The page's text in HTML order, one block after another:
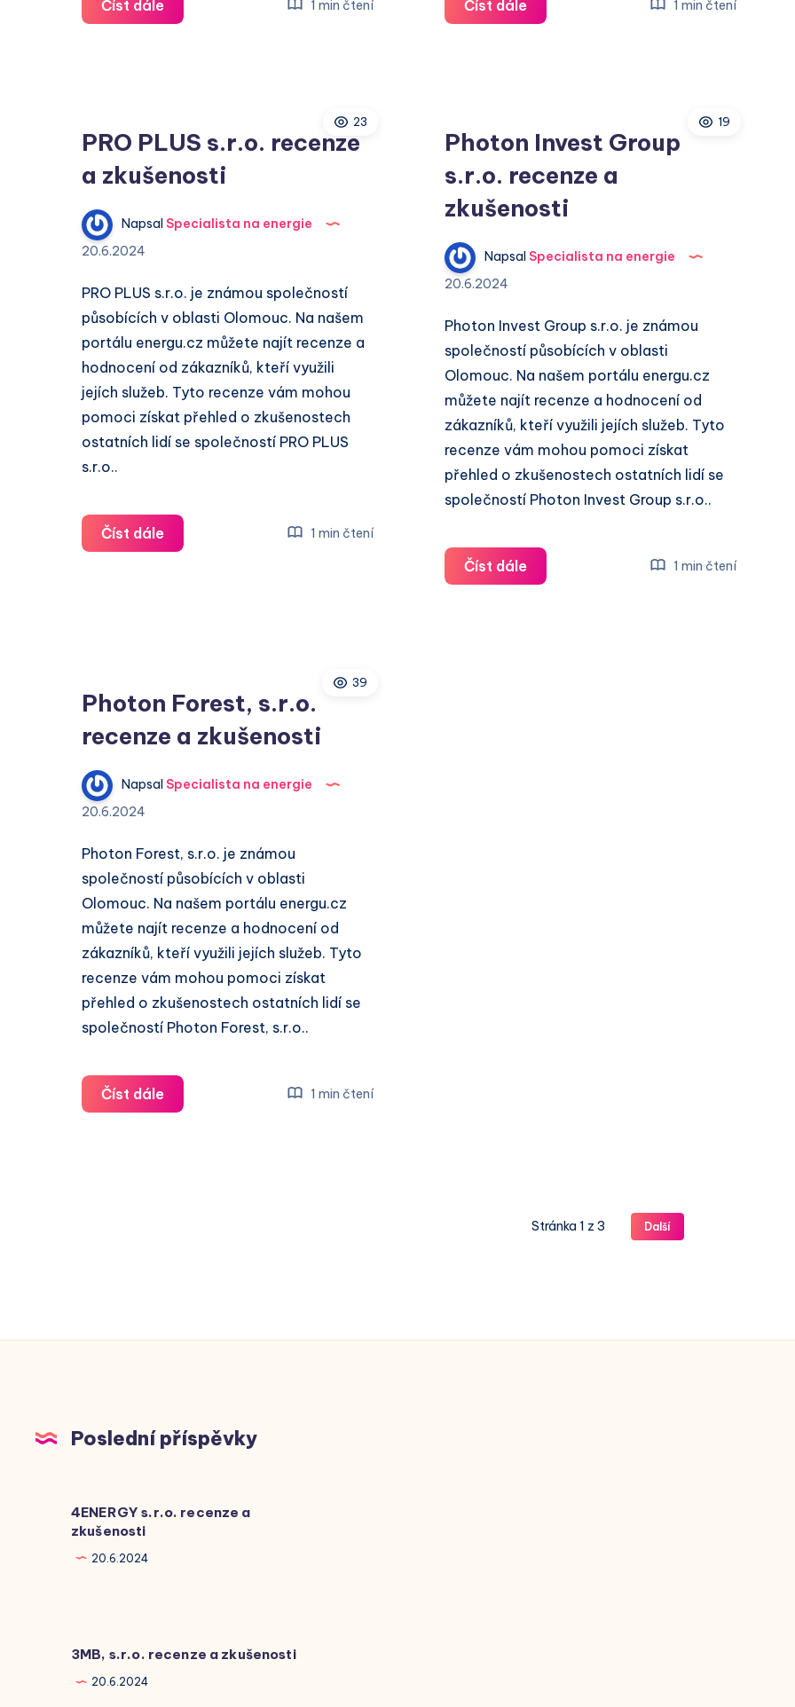
Číst dáleSOLARIS
Tech,
1 min čtení Číst dáleSluneční
energie
1 min čtení
23
PRO PLUS s.r.o. recenze
a zkušenosti
Napsal Specialista na energie
20.6.2024
PRO PLUS s.r.o. je známou společností
působících v oblasti Olomouc. Na našem
portálu energu.cz můžete najít recenze a
hodnocení od zákazníků, kteří využili
jejích služeb. Tyto recenze vám mohou
pomoci získat přehled o zkušenostech
ostatních lidí se společností PRO PLUS
s.r.o..
Číst dálePRO
PLUS
1 min čtení
19
Photon Invest Group
s.r.o. recenze a
zkušenosti
Napsal Specialista na energie
20.6.2024
Photon Invest Group s.r.o. je známou
společností působících v oblasti
Olomouc. Na našem portálu energu.cz
můžete najít recenze a hodnocení od
zákazníků, kteří využili jejích služeb. Tyto
recenze vám mohou pomoci získat
přehled o zkušenostech ostatních lidí se
společností Photon Invest Group s.r.o..
Číst dálePhoton
Invest
1 min čtení
39
Photon Forest, s.r.o.
recenze a zkušenosti
Napsal Specialista na energie
20.6.2024
Photon Forest, s.r.o. je známou
společností působících v oblasti
Olomouc. Na našem portálu energu.cz
můžete najít recenze a hodnocení od
zákazníků, kteří využili jejích služeb. Tyto
recenze vám mohou pomoci získat
přehled o zkušenostech ostatních lidí se
společností Photon Forest, s.r.o..
Číst dálePhoton
Forest,
1 min čtení
Stránka 1 z 3 Další
Poslední příspěvky
4ENERGY s.r.o. recenze a
zkušenosti
20.6.2024
3MB, s.r.o. recenze a zkušenosti
20.6.2024